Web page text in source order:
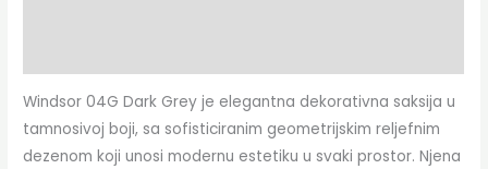
Windsor 04G Dark Grey je elegantna dekorativna saksija u
tamnosivoj boji, sa sofisticiranim geometrijskim reljefnim
dezenom koji unosi modernu estetiku u svaki prostor. Njena